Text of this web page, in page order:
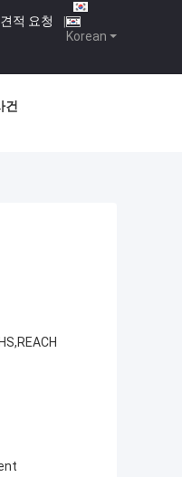
Korean
견적 요청 |
건